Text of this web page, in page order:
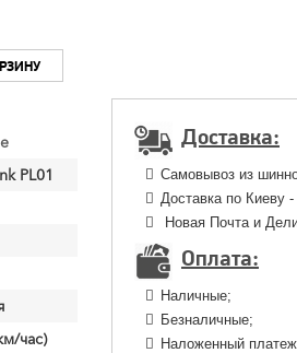
PL01
час)
Доставка:
Самовывоз из
Доставка по Киеву -
Новая Почта и
Оплата:
Наличные;
Безналичные;
Наложенный